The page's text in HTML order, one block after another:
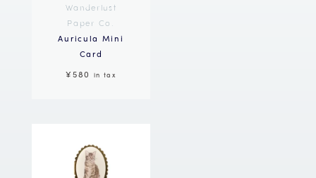
Wanderlust
Paper Co.
Auricula Mini
Card
¥580
in tax